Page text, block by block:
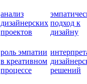
анализ
дизайнерских
проектов
подход к
дизайну
роль эмпатии
в креативном
процессе
решений